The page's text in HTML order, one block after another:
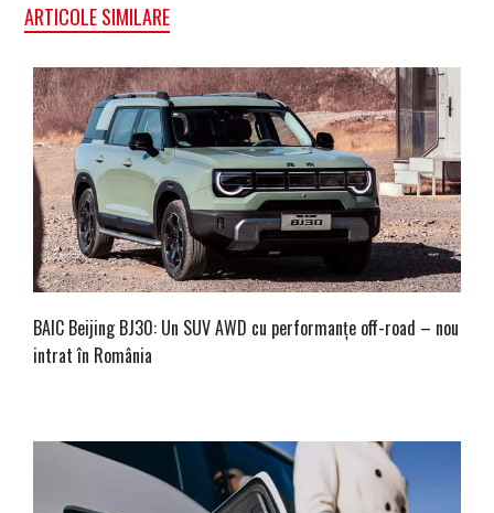
ARTICOLE SIMILARE
BAIC Beijing BJ30: Un SUV AWD cu performanțe off-road – nou
intrat în România